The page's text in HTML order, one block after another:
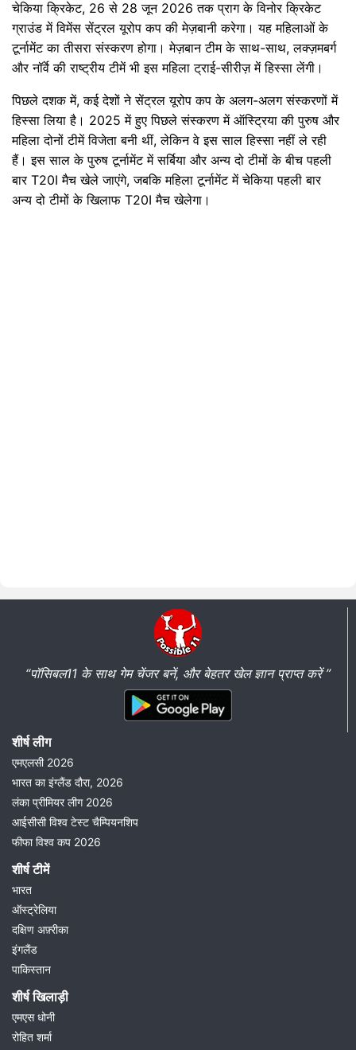
चेकिया क्रिकेट, 26 से 28 जून 2026 तक प्राग के विनोर क्रिकेट
ग्राउंड में विमेंस सेंट्रल यूरोप कप की मेज़बानी करेगा। यह महिलाओं के
टूर्नामेंट का तीसरा संस्करण होगा। मेज़बान टीम के साथ-साथ, लक्ज़मबर्ग
और नॉर्वे की राष्ट्रीय टीमें भी इस महिला ट्राई-सीरीज़ में हिस्सा लेंगी।
पिछले दशक में, कई देशों ने सेंट्रल यूरोप कप के अलग-अलग संस्करणों में
हिस्सा लिया है। 2025 में हुए पिछले संस्करण में ऑस्ट्रिया की पुरुष और
महिला दोनों टीमें विजेता बनी थीं, लेकिन वे इस साल हिस्सा नहीं ले रही
हैं। इस साल के पुरुष टूर्नामेंट में सर्बिया और अन्य दो टीमों के बीच पहली
बार T20I मैच खेले जाएंगे, जबकि महिला टूर्नामेंट में चेकिया पहली बार
अन्य दो टीमों के खिलाफ T20I मैच खेलेगा।
“पॉसिबल11 के साथ गेम चेंजर बनें, और बेहतर खेल ज्ञान प्राप्त करें ”
शीर्ष लीग
एमएलसी 2026
भारत का इंग्लैंड दौरा, 2026
लंका प्रीमियर लीग 2026
आईसीसी विश्व टेस्ट चैम्पियनशिप
फीफा विश्व कप 2026
शीर्ष टीमें
भारत
ऑस्ट्रेलिया
दक्षिण अफ़्रीका
इंगलैंड
पाकिस्तान
शीर्ष खिलाड़ी
एमएस धोनी
रोहित शर्मा